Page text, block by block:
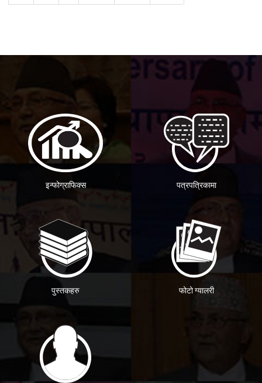
इन्फोग्राफिक्स पत्रपत्रिकामा
पुस्तकहरु फोटो ग्यालरी